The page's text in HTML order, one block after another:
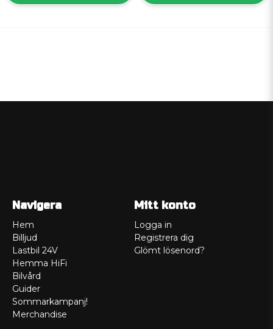
Navigera
Hem
Billjud
Lastbil 24V
Hemma HiFi
Bilvård
Guider
Sommarkampanj!
Merchandise
Mitt konto
Logga in
Registrera dig
Glömt lösenord?